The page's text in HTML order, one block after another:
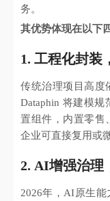
务。
其优势体现在以下
1. 工程化封装
传统治理项目高度
Dataphin 将建模
置组件，内置零售
企业可直接复用或
2. AI增强治理
2026年，AI原生